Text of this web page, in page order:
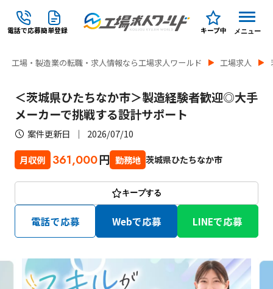
電話で応募簡単登録 キープ中 メニュー
工場・製造業の転職・求人情報なら工場求人ワールド 工場求人
＜茨城県ひたちなか市＞製造経験者歓迎◎大手
メーカーで挑戦する設計サポート
案件更新日 2026/07/10
月収例 361,000円 勤務地 茨城県ひたちなか市
キープする
電話で応募 Webで応募 LINEで応募